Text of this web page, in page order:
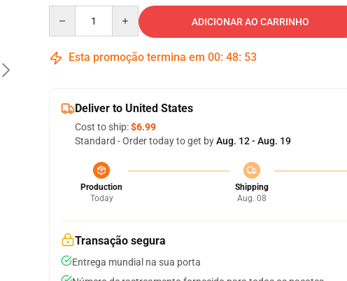
ADICIONAR AO CARRINHO
Esta promoção termina em 00: 48: 53
Deliver to United States
Cost to ship:$6.99
Standard - Order today to get byAug. 12 - Aug. 19
Production
Today
Shipping
Aug. 08
Transação segura
Entrega mundial na sua porta